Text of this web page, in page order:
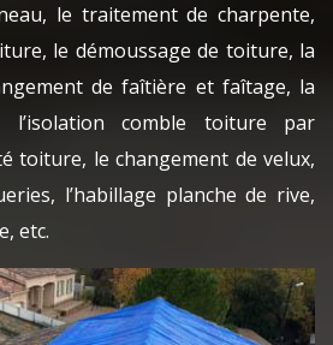
le traitement de charpente,
le démoussage de toiture, la
de faîtière et faîtage, la
comble toiture par
toiture, le changement de velux,
l’habillage planche de rive,
etc.